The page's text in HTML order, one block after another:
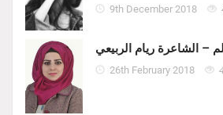
9th December 2018
– الشاعرة ريام الربيعي
26th February 2018